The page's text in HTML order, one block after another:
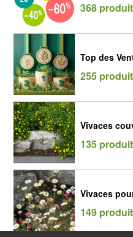
368
Top des
255
Vivaces
135
Vivaces
149